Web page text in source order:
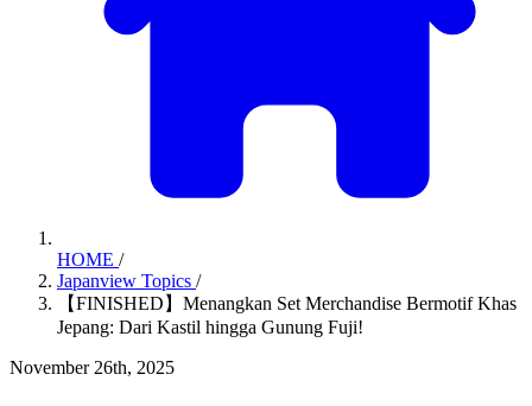
HOME /
Japanview Topics /
【FINISHED】Menangkan Set Merchandise Bermotif Khas
Jepang: Dari Kastil hingga Gunung Fuji!
November 26th, 2025